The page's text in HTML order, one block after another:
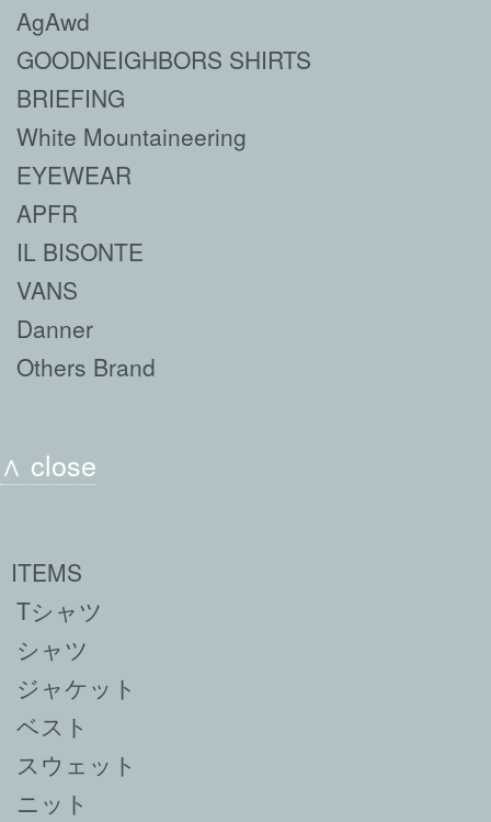
AgAwd
GOODNEIGHBORS SHIRTS
BRIEFING
White Mountaineering
EYEWEAR
APFR
IL BISONTE
VANS
Danner
Others Brand
∧ close
ITEMS
Tシャツ
シャツ
ジャケット
ベスト
スウェット
ニット